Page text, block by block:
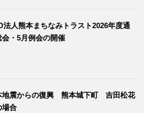
法人熊本まちなみトラスト2026年度通
会・5月例会の開催
地震からの復興 熊本城下町 吉田松花
場合